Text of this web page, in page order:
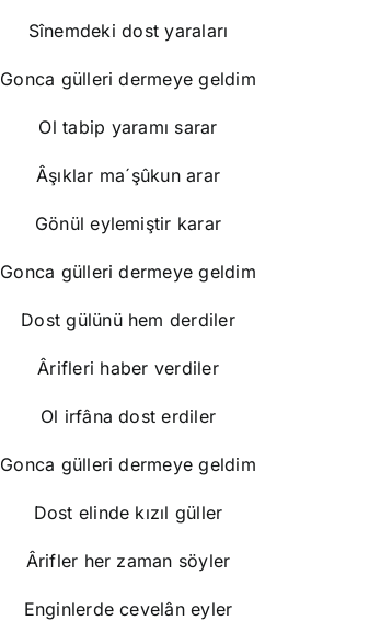
Sînemdeki dost yaraları
Gonca gülleri dermeye geldim
Ol tabip yaramı sarar
Âşıklar ma´şûkun arar
Gönül eylemiştir karar
Gonca gülleri dermeye geldim
Dost gülünü hem derdiler
Ârifleri haber verdiler
Ol irfâna dost erdiler
Gonca gülleri dermeye geldim
Dost elinde kızıl güller
Ârifler her zaman söyler
Enginlerde cevelân eyler